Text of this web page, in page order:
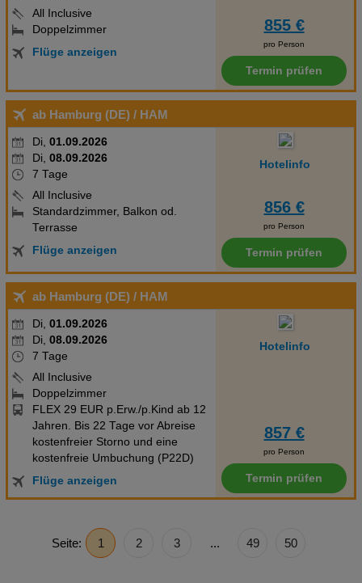
All Inclusive
Doppelzimmer
Flüge anzeigen
855 €
pro Person
Termin prüfen
ab Hamburg (DE) / HAM
Di, 01.09.2026
Di, 08.09.2026
7 Tage
All Inclusive
Standardzimmer, Balkon od.
Terrasse
Flüge anzeigen
Hotelinfo
856 €
pro Person
Termin prüfen
ab Hamburg (DE) / HAM
Di, 01.09.2026
Di, 08.09.2026
7 Tage
All Inclusive
Doppelzimmer
FLEX 29 EUR p.Erw./p.Kind ab 12
Jahren. Bis 22 Tage vor Abreise
kostenfreier Storno und eine
kostenfreie Umbuchung (P22D)
Flüge anzeigen
Hotelinfo
857 €
pro Person
Termin prüfen
Seite: 1 2 3 ... 49 50